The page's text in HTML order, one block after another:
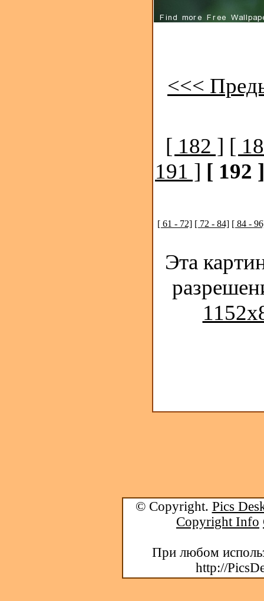
<<<
[ 182 ] [
191 ] [ 192 ]
[ 61 - 72] [ 72 - 84] [ 84 -
Эта
© Copyright. Pics
Copyright Info
При любом
http://